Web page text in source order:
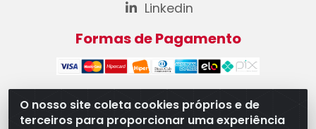
O nosso site coleta cookies próprios e de
terceiros para proporcionar uma experiência
Linkedin
Formas de Pagamento
WB Componentes Automotivos LTDA - CNPJ